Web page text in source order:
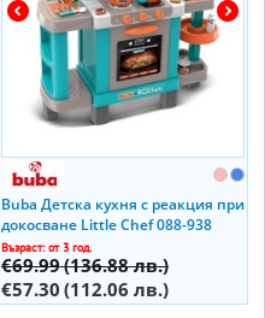
Buba Детска кухня с реакция при
докосване Little Chef 088-938
Възраст: от 3 год.
€69.99(136.88 лв.)
€57.30 (112.06 лв.)